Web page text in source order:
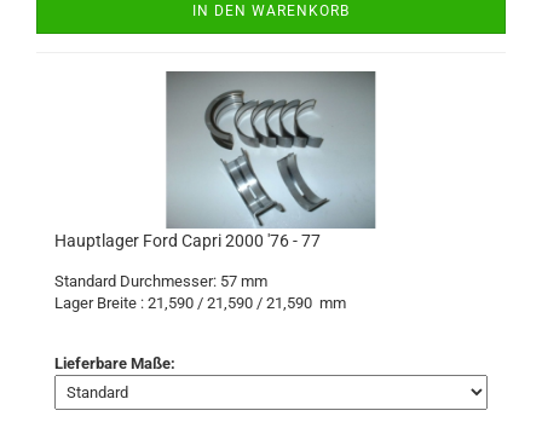
IN DEN WARENKORB
Hauptlager Ford Capri 2000 '76 - 77
Standard Durchmesser: 57 mm
Lager Breite : 21,590 / 21,590 / 21,590 mm
Lieferbare Maße: